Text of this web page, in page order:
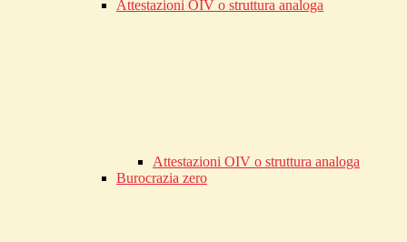
Attestazioni OIV o struttura analoga
Attestazioni OIV o struttura analoga
Burocrazia zero